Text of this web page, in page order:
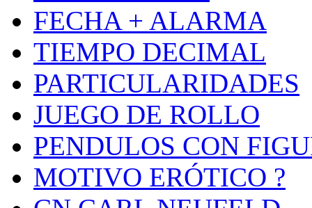
FECHA + ALARMA
TIEMPO DECIMAL
PARTICULARIDADES
JUEGO DE ROLLO
PENDULOS CON
MOTIVO ERÓTICO ?